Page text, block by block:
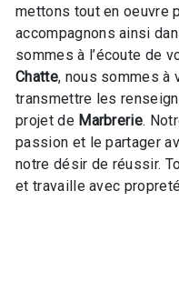
mettons tout en oeuvre
accompagnons ainsi
sommes à l’écoute de
Chatte, nous sommes à
transmettre les
projet de Marbrerie.
passion et le partager
notre désir de réussir.
et travaille avec